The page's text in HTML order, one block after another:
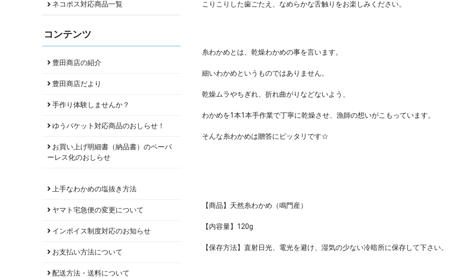
こりこりした歯ごたえ、なめらかな舌触りをお楽しみください。
糸わかめとは、乾燥わかめの事を言います。
細いわかめというものではありません。
乾燥ムラやちぎれ、折れ曲がりなどないよう、
わかめを1本1本手作業で丁寧に乾燥させ、漁師の想いがこもっています。
そんな糸わかめは贈答にピッタリです☆
【商品】天然糸わかめ（鳴門産）
【内容量】120g
【保存方法】直射日光、電光を避け、湿気の少ない冷暗所に保存して下さい。
ネコポス対応商品一覧
コンテンツ
豊田商店の紹介
豊田商店だより
手作り体験しませんか？
ゆうパケット対応商品のおしらせ！
お買い上げ明細書（納品書）のペーパ
ーレス化のおしらせ
上手なわかめの塩抜き方法
ヤマト宅急便の変更について
インボイス制度対応のお知らせ
お支払い方法について
配送方法・送料について